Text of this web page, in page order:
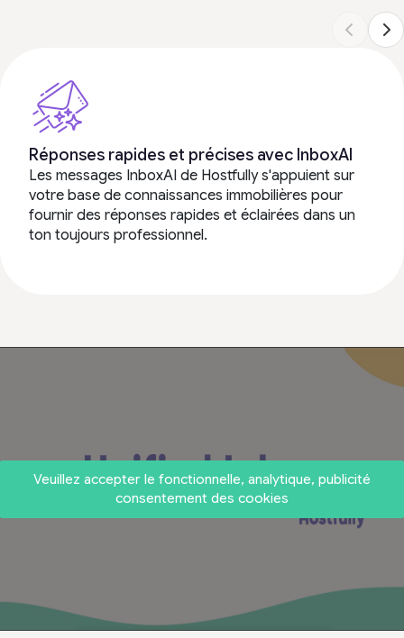
Réponses rapides et précises avec InboxAI
Les messages InboxAI de Hostfully s'appuient sur
votre base de connaissances immobilières pour
fournir des réponses rapides et éclairées dans un
ton toujours professionnel.
Veuillez accepter le fonctionnelle, analytique, publicité
consentement des cookies